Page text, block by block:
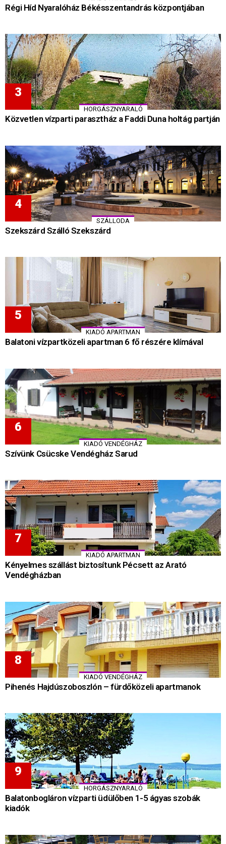
Régi Híd Nyaralóház Békésszentandrás központjában
HORGÁSZNYARALÓ
Közvetlen vízparti parasztház a Faddi Duna holtág partján
SZÁLLODA
Szekszárd Szálló Szekszárd
KIADÓ APARTMAN
Balatoni vízpartközeli apartman 6 fő részére klímával
KIADÓ VENDÉGHÁZ
Szívünk Csücske Vendégház Sarud
KIADÓ APARTMAN
Kényelmes szállást biztosítunk Pécsett az Arató
Vendégházban
KIADÓ VENDÉGHÁZ
Pihenés Hajdúszoboszlón – fürdőközeli apartmanok
HORGÁSZNYARALÓ
Balatonbogláron vízparti üdülőben 1-5 ágyas szobák
kiadók